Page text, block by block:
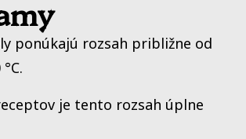
ponúkajú rozsah približne od
je tento rozsah úplne